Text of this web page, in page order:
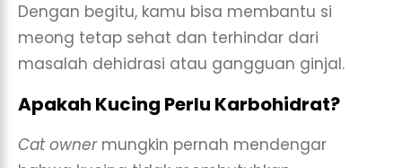
Dengan begitu, kamu bisa membantu si
meong tetap sehat dan terhindar dari
masalah dehidrasi atau gangguan ginjal.
Apakah Kucing Perlu Karbohidrat?
Cat ownermungkin pernah mendengar